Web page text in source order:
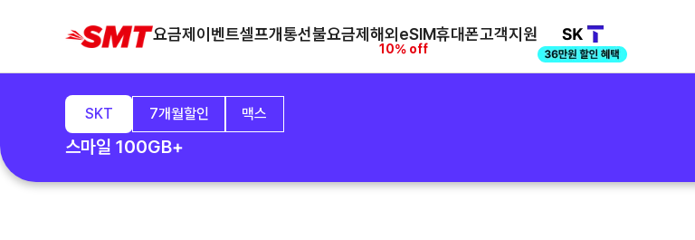
요금제이벤트셀프개통선불요금제해외eSIM
10% off
휴대폰고객지원
SKT 7개월할인 맥스
스마일 100GB+